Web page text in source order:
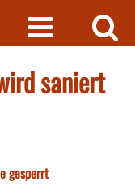
saniert
gesperrt